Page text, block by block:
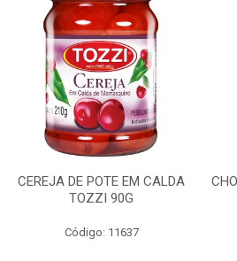
CEREJA DE POTE EM CALDA
TOZZI 90G
Código: 11637